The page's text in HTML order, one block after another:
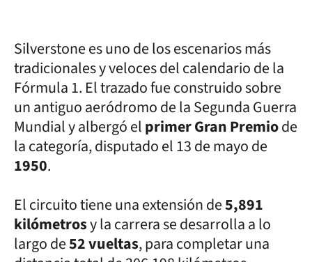
Silverstone es uno de los escenarios más
tradicionales y veloces del calendario de la
Fórmula 1. El trazado fue construido sobre
un antiguo aeródromo de la Segunda Guerra
Mundial y albergó elprimer Gran Premiode
la categoría, disputado el 13 de mayo de
1950.
El circuito tiene una extensión de5,891
kilómetrosy la carrera se desarrolla a lo
largo de52 vueltas, para completar una